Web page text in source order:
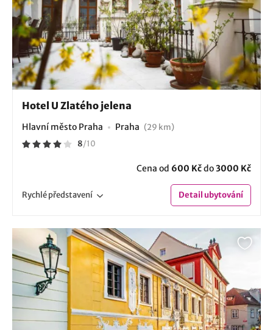
Hotel U Zlatého jelena
Hlavní město Praha Praha (29 km)
8/10
Cena od 600 Kčdo3000 Kč
Rychlépředstavení Detailubytování